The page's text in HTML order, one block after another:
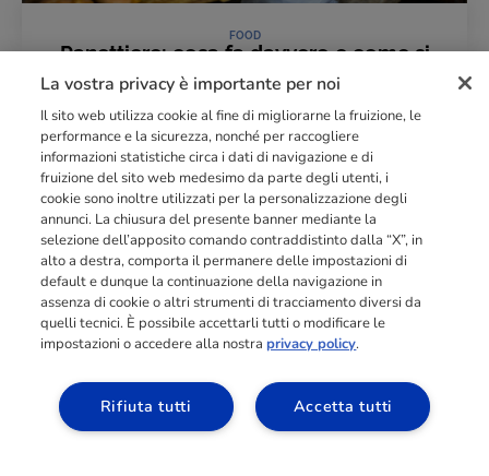
FOOD
Panettiere: cosa fa davvero e come si
diventa professionisti dell'arte bianca
05 Giugno 2026
LEGGI L'ARTICOLO
Punto di riferimento didimensione europeanellaformazione
professionale orientata al mercato del lavoro con più di140.000 studenti
raggiunti e formati all’anno tra Spagna, Portogallo e Italia.
03211992123
SCOPRI I NOSTRI CORSI
La vostra privacy è importante per noi
Il sito web utilizza cookie al fine di migliorarne la fruizione, le
performance e la sicurezza, nonché per raccogliere
informazioni statistiche circa i dati di navigazione e di
fruizione del sito web medesimo da parte degli utenti, i
cookie sono inoltre utilizzati per la personalizzazione degli
annunci. La chiusura del presente banner mediante la
selezione dell’apposito comando contraddistinto dalla “X”, in
alto a destra, comporta il permanere delle impostazioni di
default e dunque la continuazione della navigazione in
assenza di cookie o altri strumenti di tracciamento diversi da
quelli tecnici. È possibile accettarli tutti o modificare le
impostazioni o accedere alla nostraprivacy policy.
Accetta tutti
Rifiuta tutti